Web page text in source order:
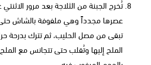
تُخرج الجبنة من الثلاجة بعد مرور
عصرها مجدداً وهي ملفوفة بالشاش
تبقى من مصل الحليب، ثم تترك بدرحة
الملح إليها وتُقلب حتى تتجانس مع